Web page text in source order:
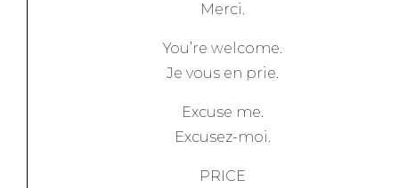
Merci.
You’re welcome.
Je vous en prie.
Excuse me.
Excusez-moi.
PRICE